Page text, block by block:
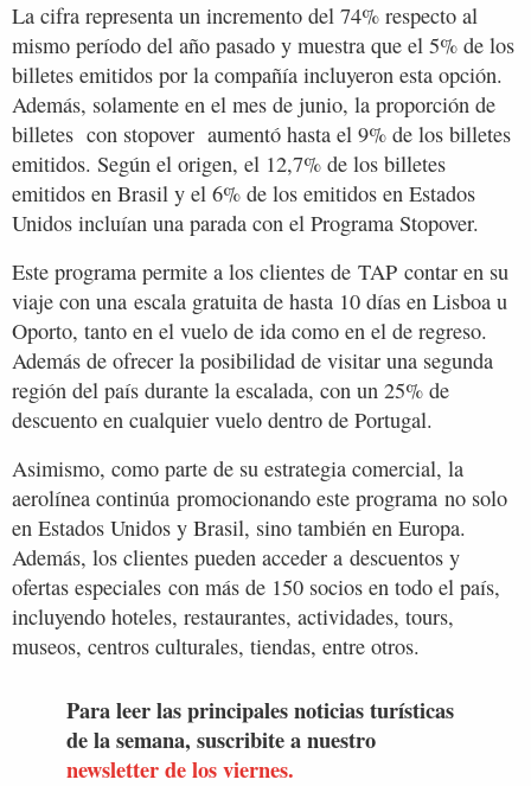
La cifra representa un incremento del 74% respecto al
mismo período del año pasado y muestra que el 5% de los
billetes emitidos por la compañía incluyeron esta opción.
Además, solamente en el mes de junio, la proporción de
billetes con stopover aumentó hasta el 9% de los billetes
emitidos. Según el origen, el 12,7% de los billetes
emitidos en Brasil y el 6% de los emitidos en Estados
Unidos incluían una parada con el Programa Stopover.
Este programa permite a los clientes de TAP contar en su
viaje con una escala gratuita de hasta 10 días en Lisboa u
Oporto, tanto en el vuelo de ida como en el de regreso.
Además de ofrecer la posibilidad de visitar una segunda
región del país durante la escalada, con un 25% de
descuento en cualquier vuelo dentro de Portugal.
Asimismo, como parte de su estrategia comercial, la
aerolínea continúa promocionando este programa no solo
en Estados Unidos y Brasil, sino también en Europa.
Además, los clientes pueden acceder a descuentos y
ofertas especiales con más de 150 socios en todo el país,
incluyendo hoteles, restaurantes, actividades, tours,
museos, centros culturales, tiendas, entre otros.
Para leer las principales noticias turísticas
de la semana, suscribite a nuestro
newsletter de los viernes.